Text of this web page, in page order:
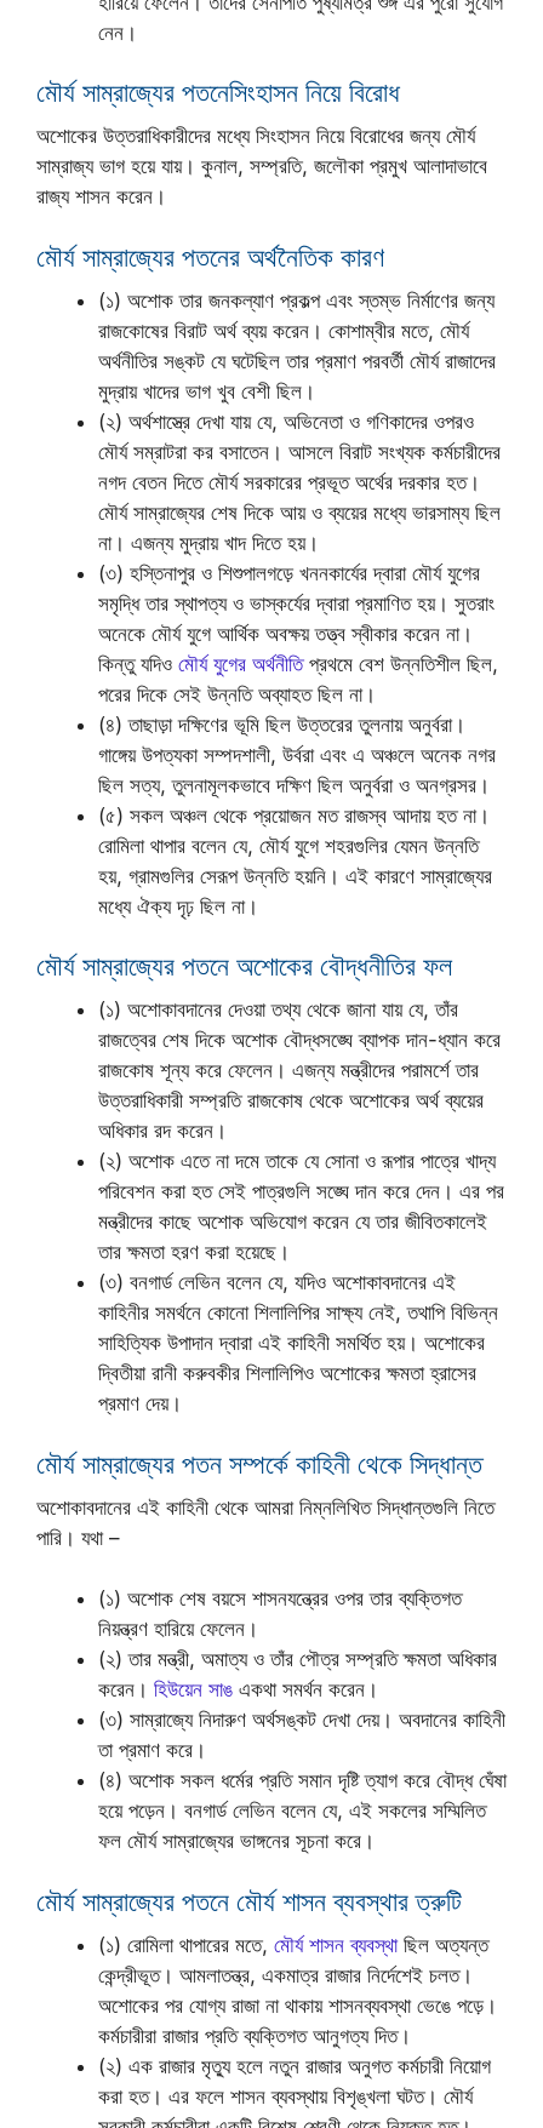
নেন।
মৌর্য সাম্রাজ্যের পতনেসিংহাসন নিয়ে বিরোধ
অশোকের উত্তরাধিকারীদের মধ্যে সিংহাসন নিয়ে বিরোধের জন্য মৌর্য
সাম্রাজ্য ভাগ হয়ে যায়। কুনাল, সম্প্রতি, জলৌকা প্রমুখ আলাদাভাবে
রাজ্য শাসন করেন।
মৌর্য সাম্রাজ্যের পতনের অর্থনৈতিক কারণ
(১) অশোক তার জনকল্যাণ প্রকল্প এবং স্তম্ভ নির্মাণের জন্য
রাজকোষের বিরাট অর্থ ব্যয় করেন। কোশাম্বীর মতে, মৌর্য
অর্থনীতির সঙ্কট যে ঘটেছিল তার প্রমাণ পরবর্তী মৌর্য রাজাদের
মুদ্রায় খাদের ভাগ খুব বেশী ছিল।
(২) অর্থশাস্ত্রে দেখা যায় যে, অভিনেতা ও গণিকাদের ওপরও
মৌর্য সম্রাটরা কর বসাতেন। আসলে বিরাট সংখ্যক কর্মচারীদের
নগদ বেতন দিতে মৌর্য সরকারের প্রভূত অর্থের দরকার হত।
মৌর্য সাম্রাজ্যের শেষ দিকে আয় ও ব্যয়ের মধ্যে ভারসাম্য ছিল
না। এজন্য মুদ্রায় খাদ দিতে হয়।
(৩) হস্তিনাপুর ও শিশুপালগড়ে খননকার্যের দ্বারা মৌর্য যুগের
সমৃদ্ধি তার স্থাপত্য ও ভাস্কর্যের দ্বারা প্রমাণিত হয়। সুতরাং
অনেকে মৌর্য যুগে আর্থিক অবক্ষয় তত্ত্ব স্বীকার করেন না।
কিন্তু যদিও মৌর্য যুগের অর্থনীতিপ্রথমে বেশ উন্নতিশীল ছিল,
পরের দিকে সেই উন্নতি অব্যাহত ছিল না।
(৪) তাছাড়া দক্ষিণের ভূমি ছিল উত্তরের তুলনায় অনুর্বরা।
গাঙ্গেয় উপত্যকা সম্পদশালী, উর্বরা এবং এ অঞ্চলে অনেক নগর
ছিল সত্য, তুলনামূলকভাবে দক্ষিণ ছিল অনুর্বরা ও অনগ্রসর।
(৫) সকল অঞ্চল থেকে প্রয়োজন মত রাজস্ব আদায় হত না।
রোমিলা থাপার বলেন যে, মৌর্য যুগে শহরগুলির যেমন উন্নতি
হয়, গ্রামগুলির সেরূপ উন্নতি হয়নি। এই কারণে সাম্রাজ্যের
মধ্যে ঐক্য দৃঢ় ছিল না।
মৌর্য সাম্রাজ্যের পতনে অশোকের বৌদ্ধনীতির ফল
(১) অশোকাবদানের দেওয়া তথ্য থেকে জানা যায় যে, তাঁর
রাজত্বের শেষ দিকে অশোক বৌদ্ধসঙ্ঘে ব্যাপক দান-ধ্যান করে
রাজকোষ শূন্য করে ফেলেন। এজন্য মন্ত্রীদের পরামর্শে তার
উত্তরাধিকারী সম্প্রতি রাজকোষ থেকে অশোকের অর্থ ব্যয়ের
অধিকার রদ করেন।
(২) অশোক এতে না দমে তাকে যে সোনা ও রূপার পাত্রে খাদ্য
পরিবেশন করা হত সেই পাত্রগুলি সঙ্ঘে দান করে দেন। এর পর
মন্ত্রীদের কাছে অশোক অভিযোগ করেন যে তার জীবিতকালেই
তার ক্ষমতা হরণ করা হয়েছে।
(৩) বনগার্ড লেভিন বলেন যে, যদিও অশোকাবদানের এই
কাহিনীর সমর্থনে কোনো শিলালিপির সাক্ষ্য নেই, তথাপি বিভিন্ন
সাহিত্যিক উপাদান দ্বারা এই কাহিনী সমর্থিত হয়। অশোকের
দ্বিতীয়া রানী করুবকীর শিলালিপিও অশোকের ক্ষমতা হ্রাসের
প্রমাণ দেয়।
মৌর্য সাম্রাজ্যের পতন সম্পর্কে কাহিনী থেকে সিদ্ধান্ত
অশোকাবদানের এই কাহিনী থেকে আমরা নিম্নলিখিত সিদ্ধান্তগুলি নিতে
পারি। যথা –
(১) অশোক শেষ বয়সে শাসনযন্ত্রের ওপর তার ব্যক্তিগত
নিয়ন্ত্রণ হারিয়ে ফেলেন।
(২) তার মন্ত্রী, অমাত্য ও তাঁর পৌত্র সম্প্রতি ক্ষমতা অধিকার
করেন। হিউয়েন সাঙ একথা সমর্থন করেন।
(৩) সাম্রাজ্যে নিদারুণ অর্থসঙ্কট দেখা দেয়। অবদানের কাহিনী
তা প্রমাণ করে।
(৪) অশোক সকল ধর্মের প্রতি সমান দৃষ্টি ত্যাগ করে বৌদ্ধ ঘেঁষা
হয়ে পড়েন। বনগার্ড লেভিন বলেন যে, এই সকলের সম্মিলিত
ফল মৌর্য সাম্রাজ্যের ভাঙ্গনের সূচনা করে।
মৌর্য সাম্রাজ্যের পতনে মৌর্য শাসন ব্যবস্থার ত্রুটি
(১) রোমিলা থাপারের মতে, মৌর্য শাসন ব্যবস্থাছিল অত্যন্ত
কেন্দ্রীভূত। আমলাতন্ত্র, একমাত্র রাজার নির্দেশেই চলত।
অশোকের পর যোগ্য রাজা না থাকায় শাসনব্যবস্থা ভেঙে পড়ে।
কর্মচারীরা রাজার প্রতি ব্যক্তিগত আনুগত্য দিত।
(২) এক রাজার মৃত্যু হলে নতুন রাজার অনুগত কর্মচারী নিয়োগ
করা হত। এর ফলে শাসন ব্যবস্থায় বিশৃঙ্খলা ঘটত। মৌর্য